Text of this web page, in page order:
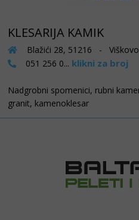
KLESARIJA KAMIK
Blažići 28, 51216 - Viškovo
051 256 0... klikni za broj
Nadgrobni spomenici, rubni
granit, kamenoklesar